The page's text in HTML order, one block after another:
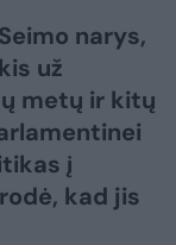
narys,
už
metų ir kitų
į
kad jis